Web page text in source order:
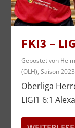
FKI3 –
Gepostet von
(OLH),Saison
Oberliga
LIGI1 6:1